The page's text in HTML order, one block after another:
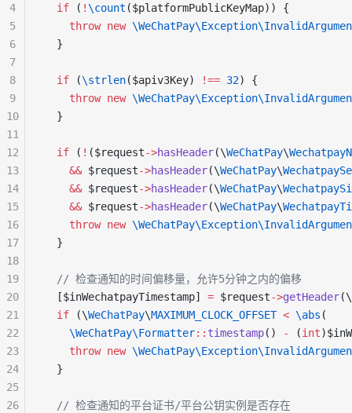
  if
( !\count ($platformPublicKeyMap)) {
    throw
new
  }
  if
(\strlen($apiv3Key) !== 32) {
    throw
new
  }
  if
( ! ($request->hasHeader(\WeChatPay\
    &&
$request->hasHeader(\WeChatPay\
    &&
$request->hasHeader(\WeChatPay\
    &&
$request->hasHeader(\WeChatPay\
    throw
new
  }
  // 检查通知的时间偏移量，允许5分钟之内的偏移
  [$inWechatpayTimestamp]
= $request->getHeader(\
  if
(\WeChatPay\MAXIMUM_CLOCK_OFFSET < \abs (
    \WeChatPay\Formatter
:: timestamp() - (int
    throw
new
  }
  // 检查通知的平台证书/平台公钥实例是否存在
4
5
6
7
8
9
10
11
12
13
14
15
16
17
18
19
20
21
22
23
24
25
26